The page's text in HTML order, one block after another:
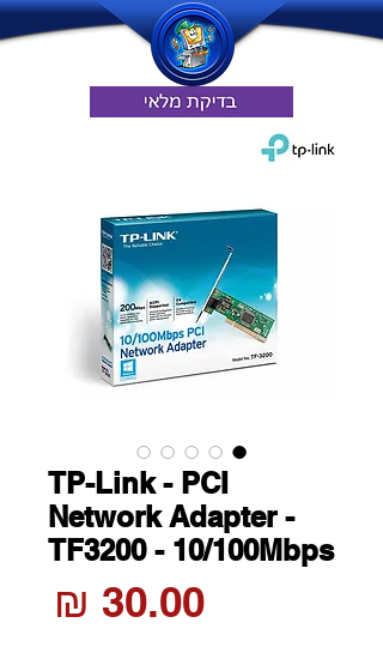
TP-Link - PCI
Network Adapter -
TF3200 - 10/100Mbps